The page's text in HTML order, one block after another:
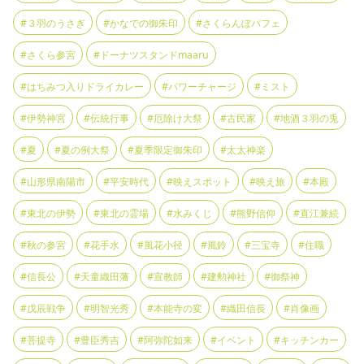
#３羽のうさぎ #かなでの御朱印 #さくらんぼパフェ
#さくら参宮 #ドーナツスタンドmaaru
#はちみつ入りドライカレー #パワーチャージ #ミスト
#伊勢神宮 #伝統行事 #厄除け大祭 #古民家 #地酒３羽の兎
#夏 #夏の例大祭 #夏季限定御朱印 #太太神楽
#山形県南陽市 #平安時代 #映えスポット #映え旅 #本殿
#東北の伊勢 #東北の霊場 #水みくじ #熊野信仰 #直江兼続
#秋の参宮 #花手水 #風花小径 #風鈴 #三宝寺 #住職
#信長公 #天童織田藩 #宣教師 #建勲神社 #御祭神
#戊辰戦争 #明智光秀 #本能寺の変 #織田信長 #肖像画
#菩提寺 #豊臣秀吉 #阿弥陀如来 #イベント #キッチンカー